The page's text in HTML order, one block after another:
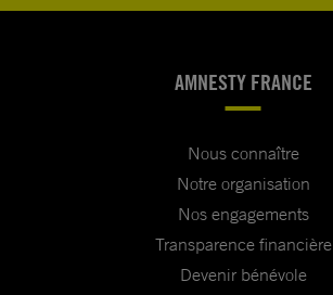
AMNESTY FRANCE
Nous connaître
Notre organisation
Nos engagements
Transparence financière
Devenir bénévole